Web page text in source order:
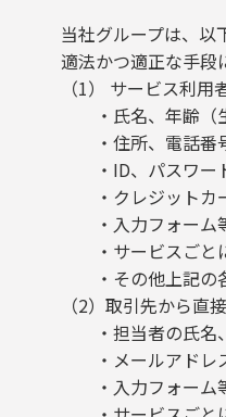
当社グループは、以
適法かつ適正な手段
（1） サービス利
・氏名、年齢（生
・住所、電話番
・ID、パスワー
・クレジットカー
・入力フォーム
・サービスごと
・その他上記の
（2）取引先から直
・担当者の氏名、
・メールアドレ
・入力フォーム